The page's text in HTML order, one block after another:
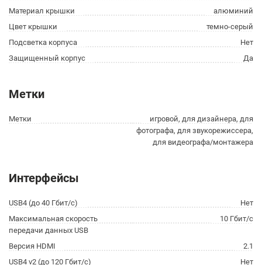
Материал крышки
алюминий
Цвет крышки
темно-серый
Подсветка корпуса
Нет
Защищенный корпус
Да
Метки
Метки
игровой, для дизайнера, для
фотографа, для звукорежиссера,
для видеографа/монтажера
Интерфейсы
USB4 (до 40 Гбит/с)
Нет
Максимальная скорость
передачи данных USB
10 Гбит/с
Версия HDMI
2.1
USB4 v2 (до 120 Гбит/с)
Нет